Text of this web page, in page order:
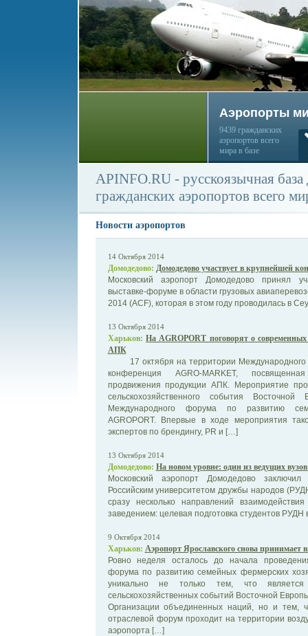
Аэропорты
9439 гражданских
аэропортов всего
мира в базе
APINFO.RU - русскоязычная
гражданских аэропортов всего
Новости аэропортов
14 Октября 2014
Домодедово: Домодедово участвует в крупнейшей
Московский аэропорт Домодедово принял
выставке-форуме в области грузовых
2014 (ACF), которая в этом году проводилась в
13 Октября 2014
Харьков: На AGROPORT поговорят о
АПК
17 октября на территории Международного
конференция AGRO-MARKET,
продвижения продукции АПК. Мероприятие
сельскохозяйственного события
Международного форума по развитию
AGROPORT. Впервые в ходе мероприятия
экспертов по брендингу, PR и […]
13 Октября 2014
Домодедово: На новом уровне: один из ведущих
Московский аэропорт Домодедово
Российским университетом дружбы народов
сразу несколько направлений
заведением: целевая подготовка студентов РУДН
9 Октября 2014
Харьков: Аэропорт Ярославского снова принимает
Ровно неделя осталось до начала
форума по развитию семейных фермерских
уникально не только тем, что
сельскохозяйственных событий Восточной
Организации объединенных наций, но и тем,
отраслевой форум проходит на территории
аэропорта […]